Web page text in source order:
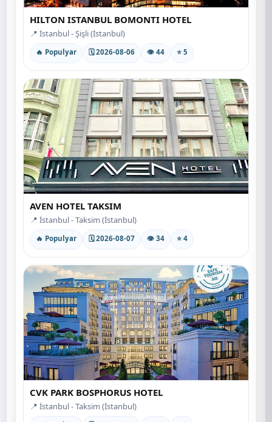
HILTON ISTANBUL BOMONTI HOTEL
📍 İstanbul - Şişli (İstanbul)
🔥 Populyar 🗓 2026-08-06 👁 44 ⭐ 5
AVEN HOTEL TAKSIM
📍 İstanbul - Taksim (İstanbul)
🔥 Populyar 🗓 2026-08-07 👁 34 ⭐ 4
CVK PARK BOSPHORUS HOTEL
📍 İstanbul - Taksim (İstanbul)